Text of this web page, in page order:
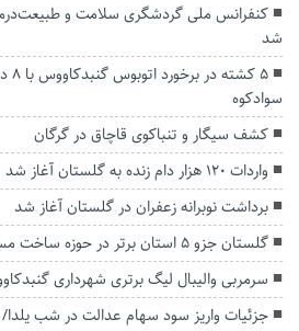
کنفرانس ملی گردشگری سلامت و
شد
۵
سوادکوه
کشف سیگار و تنباکوی قاچاق در گرگان
واردات ۱۲۰ هزار دام زنده به گلستان آغاز شد
برداشت نوبرانه زعفران در گلستان آغاز شد
گلستان جزو ۵ استان برتر در حوزه ساخت مسکن به روش خودمالکی
سرمربی والیبال لیگ برتری شهرداری
جزئیات واریز سود سهام عدالت در شب یلدا/